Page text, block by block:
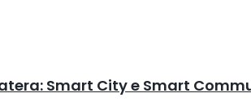
Smart City e Smart